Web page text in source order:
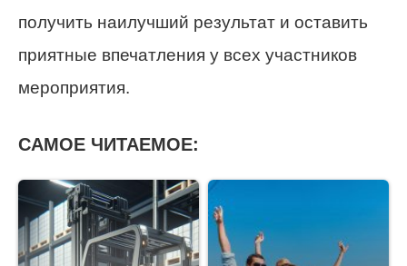
получить наилучший результат и оставить
приятные впечатления у всех участников
мероприятия.
САМОЕ ЧИТАЕМОЕ: